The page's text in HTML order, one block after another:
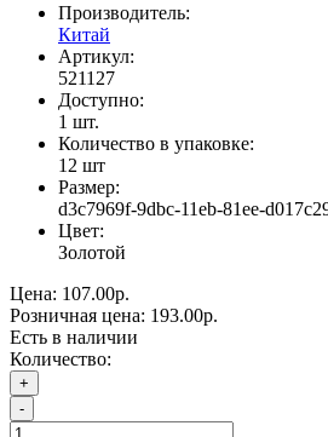
Производитель:
Китай
Артикул:
521127
Доступно:
1 шт.
Количество в упаковке:
12 шт
Размер:
d3c7969f-9dbc-11eb-81ee-
Цвет:
Золотой
Цена: 107.00р.
Розничная цена: 193.00р.
Есть в наличии
Количество:
+
-